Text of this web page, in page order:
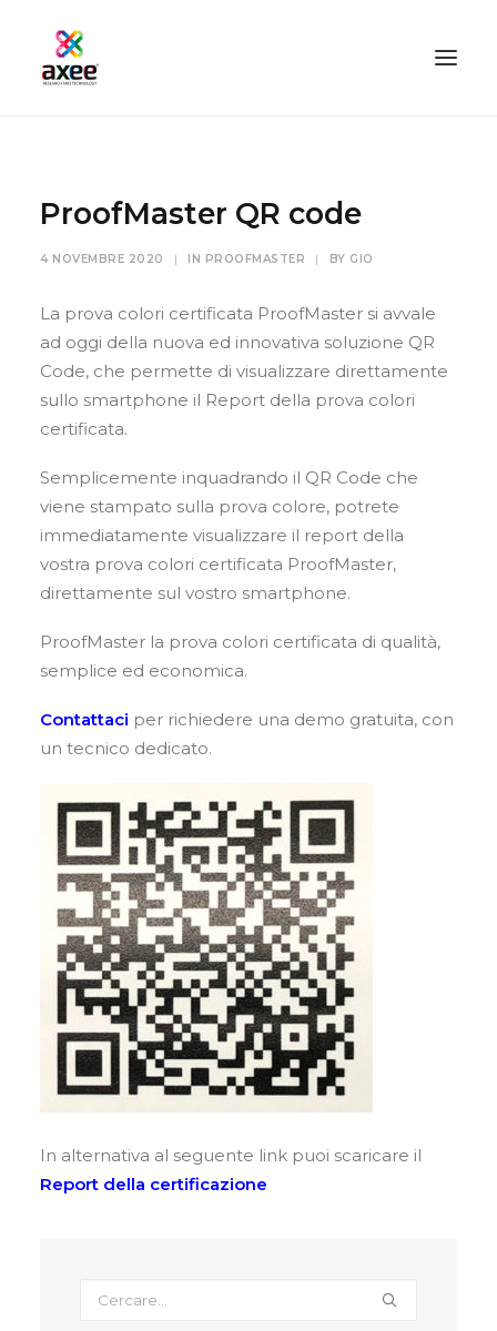
AZIENDA
SERVIZI
BLOG
CONTATTI
PROOFMASTER SHOP
CARRELLO
ProofMaster QR code
4 NOVEMBRE 2020 | IN PROOFMASTER | BY GIO
La prova colori certificata ProofMaster si avvale
ad oggi della nuova ed innovativa soluzione QR
Code, che permette di visualizzare direttamente
sullo smartphone il Report della prova colori
certificata.
Semplicemente inquadrando il QR Code che
viene stampato sulla prova colore, potrete
immediatamente visualizzare il report della
vostra prova colori certificata ProofMaster,
direttamente sul vostro smartphone.
ProofMaster la prova colori certificata di qualità,
semplice ed economica.
Contattaci per richiedere una demo gratuita, con
un tecnico dedicato.
In alternativa al seguente link puoi scaricare il
Report della certificazione